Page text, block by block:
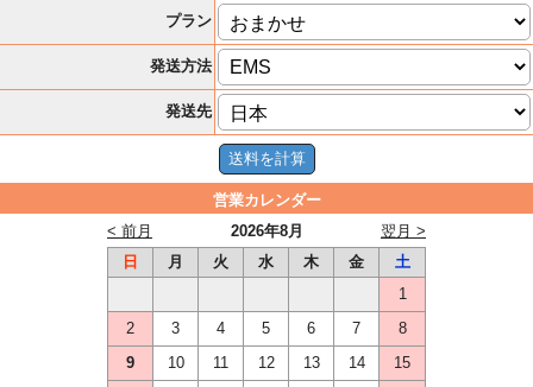
プラン
発送方法
発送先
営業カレンダー
2026年8月
< 前月
翌月 >
日
月 火 水 木 金
土
1
2
3 4 5 6 7
8
9
10 11 12 13 14
15